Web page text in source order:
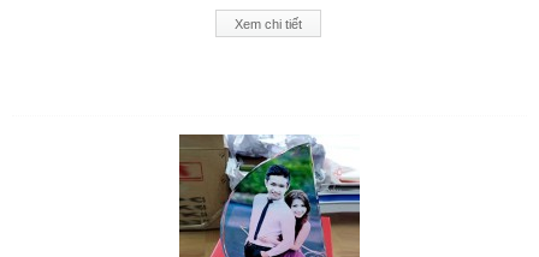
Xem chi tiết